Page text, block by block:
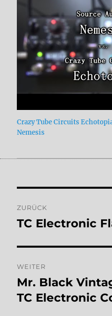
Crazy Tube Circuits
Nemesis
ZURÜCK
Vorheriger
TC Electronic
WEITER
Nächster
Beitrag:
Mr. Black
TC Electronic